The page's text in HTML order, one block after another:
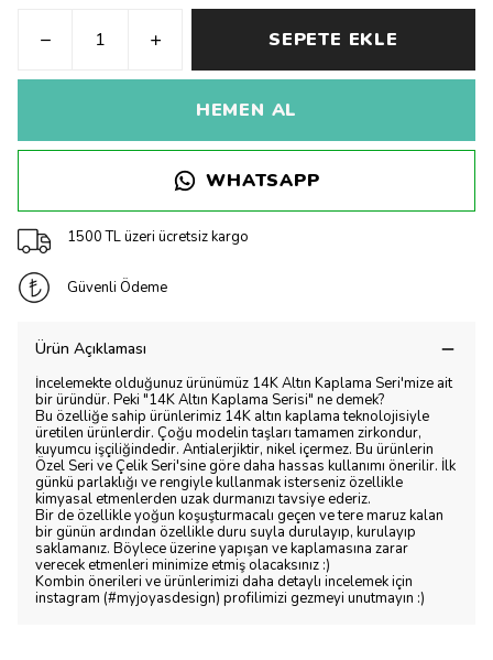
SEPETE EKLE
HEMEN AL
WHATSAPP
1500 TL üzeri ücretsiz kargo
Güvenli Ödeme
Ürün Açıklaması
İncelemekte olduğunuz ürünümüz 14K Altın Kaplama Seri'mize ait
bir üründür. Peki "14K Altın Kaplama Serisi" ne demek?
Bu özelliğe sahip ürünlerimiz 14K altın kaplama teknolojisiyle
üretilen ürünlerdir. Çoğu modelin taşları tamamen zirkondur,
kuyumcu işçiliğindedir. Antialerjiktir, nikel içermez. Bu ürünlerin
Özel Seri ve Çelik Seri'sine göre daha hassas kullanımı önerilir. İlk
günkü parlaklığı ve rengiyle kullanmak isterseniz özellikle
kimyasal etmenlerden uzak durmanızı tavsiye ederiz.
Bir de özellikle yoğun koşuşturmacalı geçen ve tere maruz kalan
bir günün ardından özellikle duru suyla durulayıp, kurulayıp
saklamanız. Böylece üzerine yapışan ve kaplamasına zarar
verecek etmenleri minimize etmiş olacaksınız :)
Kombin önerileri ve ürünlerimizi daha detaylı incelemek için
instagram (#myjoyasdesign) profilimizi gezmeyi unutmayın :)